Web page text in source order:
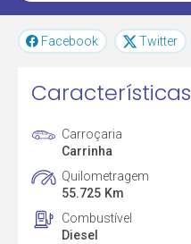
Facebook Twitter
Características
Carroçaria
Carrinha
Quilometragem
55.725 Km
Combustível
Diesel